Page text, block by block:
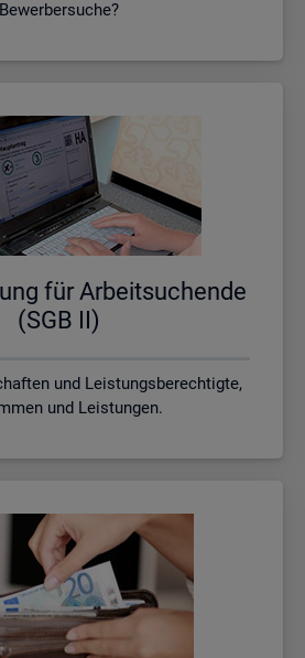
Bewerbersuche?
für Ar­beit­su­chen­de
(SGB II)
und Leistungsberechtigte,
und Leistungen.